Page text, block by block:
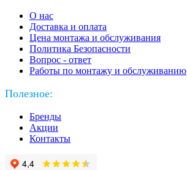
О нас
Доставка и оплата
Цена монтажа и обслуживания
Политика Безопасности
Вопрос - ответ
Работы по монтажу и обслуживанию
Полезное:
Бренды
Акции
Контакты